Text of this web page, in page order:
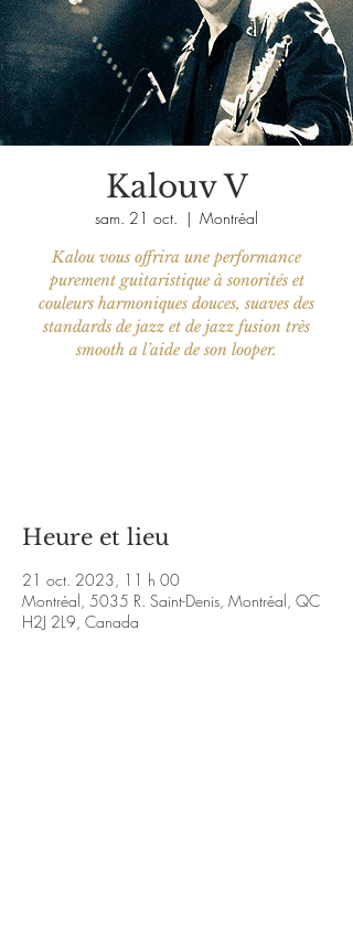
Kalouv V
sam. 21 oct.
  |
Montréal
Kalou vous offrira une performance
purement guitaristique à sonorités et
couleurs harmoniques douces, suaves des
standards de jazz et de jazz fusion très
smooth a l’aide de son looper.
Heure et lieu
21 oct. 2023, 11 h 00
Montréal, 5035 R. Saint-Denis, Montréal, QC
H2J 2L9, Canada